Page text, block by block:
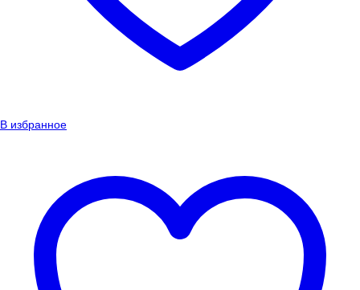
В избранное